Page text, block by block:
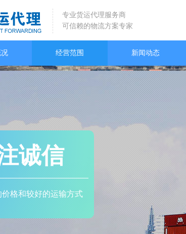
专业货运代理服务商
可信赖的物流方案专家
经营范围 新闻动态
诚信
格和较好的运输方式